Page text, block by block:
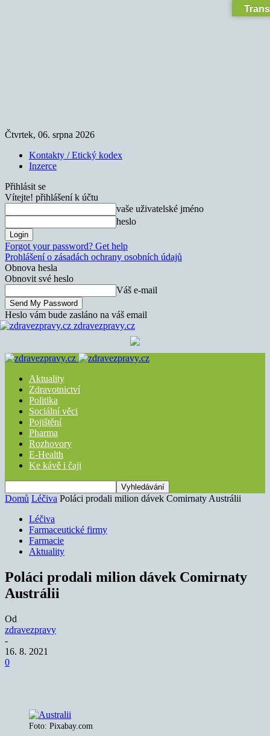
Čtvrtek, 06. srpna 2026
Kontakty / Etický kodex
Inzerce
Přihlásit se
Vítejte! přihlášení k účtu
vaše uživatelské jméno
heslo
Forgot your password? Get help
Prohlášení o zásadách ochrany osobních údajů
Obnova hesla
Obnovit své heslo
Váš e-mail
Heslo vám bude zasláno na váš email
zdravezpravy.cz
Aktuality
Zdravotnictví
Politika
Sociální věci
Pojištění
Pharma
Rozhovory
E-Health
Ke kávě i čaji
Domů Léčiva Poláci prodali milion dávek Comirnaty Austrálii
Léčiva
Farmaceutické firmy
Farmacie
Aktuality
Poláci prodali milion dávek Comirnaty
Austrálii
Od
zdravezpravy
-
16. 8. 2021
0
Foto: Pixabay.com